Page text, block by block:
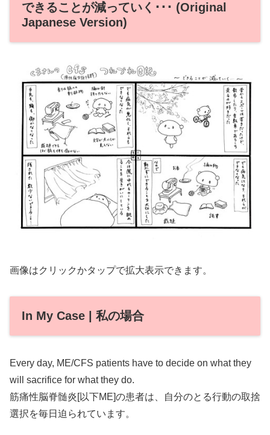
できることが減っていく･･･ (Original
Japanese Version)
画像はクリックかタップで拡大表示できます。
In My Case | 私の場合
Every day, ME/CFS patients have to decide on what they
will sacrifice for what they do.
筋痛性脳脊髄炎[以下ME]の患者は、自分のとる行動の取捨
選択を毎日迫られています。